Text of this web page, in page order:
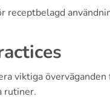
receptbelagd
viktiga
rutiner.